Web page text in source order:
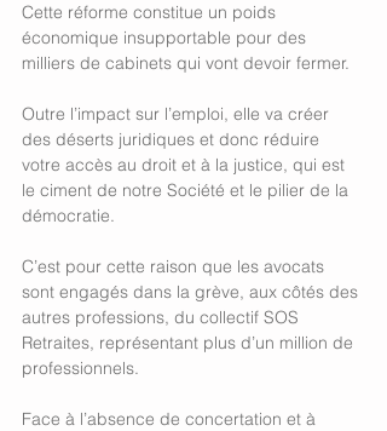
Cette réforme constitue un poids
économique insupportable pour des
milliers de cabinets qui vont devoir fermer.
Outre l’impact sur l’emploi, elle va créer
des déserts juridiques et donc réduire
votre accès au droit et à la justice, qui est
le ciment de notre Société et le pilier de la
démocratie.
C’est pour cette raison que les avocats
sont engagés dans la grève, aux côtés des
autres professions, du collectif SOS
Retraites, représentant plus d’un million de
professionnels.
Face à l’absence de concertation et à